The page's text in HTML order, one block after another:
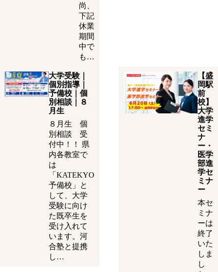
尚、
下記
休業
期間
中で
も…
大学受験｜
個別指導｜
予備校｜個
別相談｜８
月生
８月生 個
別相談 受
付中！！ 県
内各教室で
は
「KATEKYO
予備校」と
して、大学
受験に向け
た既卒生を
受け入れて
います。河
合塾と提携
し…
【盛
岡駅
前
校】
大学
進学
セミ
ナ
ー・
医学
部進
学セ
ミナ
ー
本セ
ミナ
ーは
終了
いた
しま
し